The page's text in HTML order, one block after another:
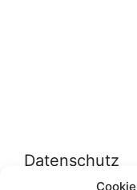
Datenschutz